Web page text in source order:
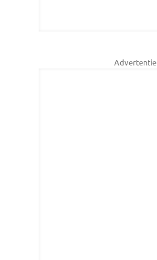
Advertentie